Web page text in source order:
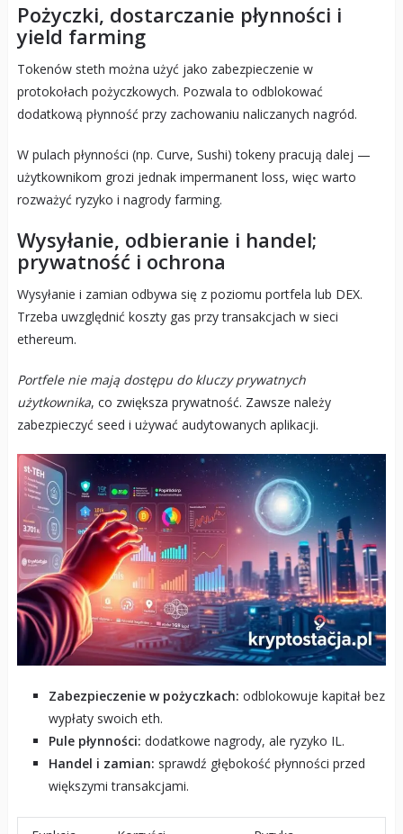
Pożyczki, dostarczanie płynności i
yield farming
Tokenów steth można użyć jako zabezpieczenie w
protokołach pożyczkowych. Pozwala to odblokować
dodatkową płynność przy zachowaniu naliczanych nagród.
W pulach płynności (np. Curve, Sushi) tokeny pracują dalej —
użytkownikom grozi jednak impermanent loss, więc warto
rozważyć ryzyko i nagrody farming.
Wysyłanie, odbieranie i handel;
prywatność i ochrona
Wysyłanie i zamian odbywa się z poziomu portfela lub DEX.
Trzeba uwzględnić koszty gas przy transakcjach w sieci
ethereum.
Portfele nie mają dostępu do kluczy prywatnych
użytkownika, co zwiększa prywatność. Zawsze należy
zabezpieczyć seed i używać audytowanych aplikacji.
Zabezpieczenie w pożyczkach: odblokowuje kapitał bez
wypłaty swoich eth.
Pule płynności: dodatkowe nagrody, ale ryzyko IL.
Handel i zamian: sprawdź głębokość płynności przed
większymi transakcjami.